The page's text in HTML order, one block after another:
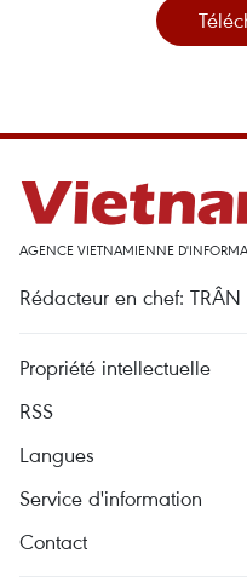
AGENCE VIETNAMIENNE
Rédacteur en chef:
Propriété intellectuelle
RSS
Langues
Service d'information
Contact